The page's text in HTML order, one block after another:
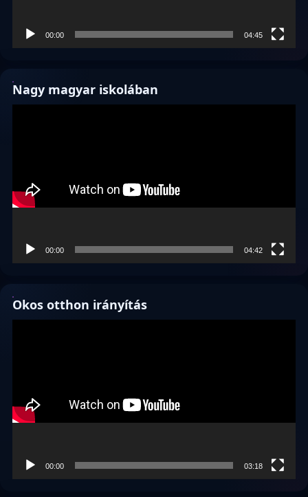
00:00 04:45
Nagy magyar iskolában
00:00 04:42
Okos otthon irányítás
00:00 03:18